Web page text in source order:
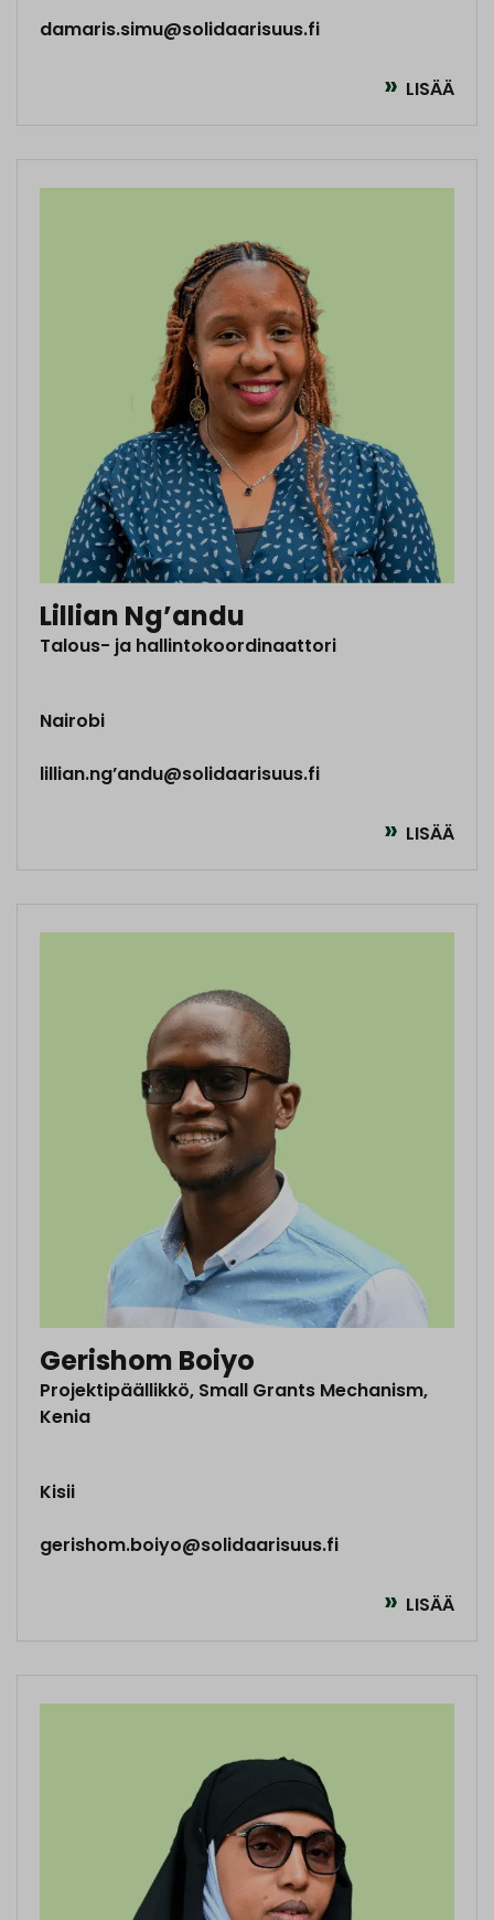
damaris.simu@solidaarisuus.fi
LISÄÄ
Lillian Ng’andu
Talous- ja hallintokoordinaattori
Nairobi
lillian.ng’andu@solidaarisuus.fi
LISÄÄ
Gerishom Boiyo
Projektipäällikkö, Small Grants Mechanism,
Kenia
Kisii
gerishom.boiyo@solidaarisuus.fi
LISÄÄ